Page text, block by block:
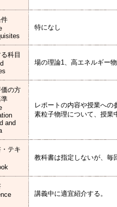
特になし
科目
場の理論1、高エネルギー
の方
and
レポートの内容や授業への
素粒子物理について、授業
テキ
教科書は指定しないが、毎
講義中に適宜紹介する。